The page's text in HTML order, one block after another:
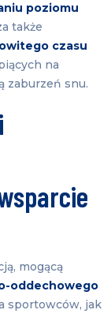
poziomu
także
czasu
na
zaburzeń snu.
mogącą
oddechowego
sportowców, jak